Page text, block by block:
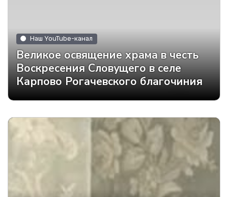
Наш YouTube-канал
Великое освящение храма в честь
Воскресения Словущего в селе
Карпово Рогачевского благочиния